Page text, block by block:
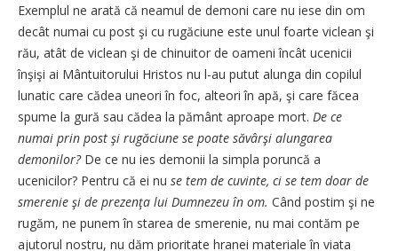
Exemplul ne arată că neamul de demoni care nu iese din om
decât numai cu post şi cu rugăciune este unul foarte viclean şi
rău, atât de viclean şi de chinuitor de oameni încât ucenicii
înşişi ai Mântuitorului Hristos nu l-au putut alunga din copilul
lunatic care cădea uneori în foc, alteori în apă, şi care făcea
spume la gură sau cădea la pământ aproape mort. De ce
numai prin post şi rugăciune se poate săvârşi alungarea
demonilor?De ce nu ies demonii la simpla poruncă a
ucenicilor? Pentru că ei nu se tem de cuvinte, ci se tem doar de
smerenie şi de prezenţa lui Dumnezeu în om. Când postim şi ne
rugăm, ne punem în starea de smerenie, nu mai contăm pe
ajutorul nostru, nu dăm prioritate hranei materiale în viata